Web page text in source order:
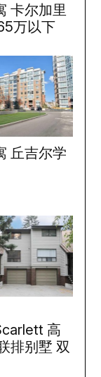
卡尔加里
万以下
丘吉尔学
高
排别墅 双